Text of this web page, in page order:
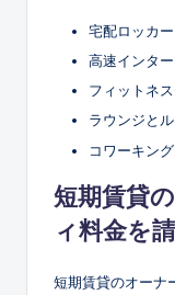
宅配ロッカ
高速インタ
フィットネ
ラウンジと
コワーキン
短期賃貸
ィ料金を
短期賃貸のオーナ